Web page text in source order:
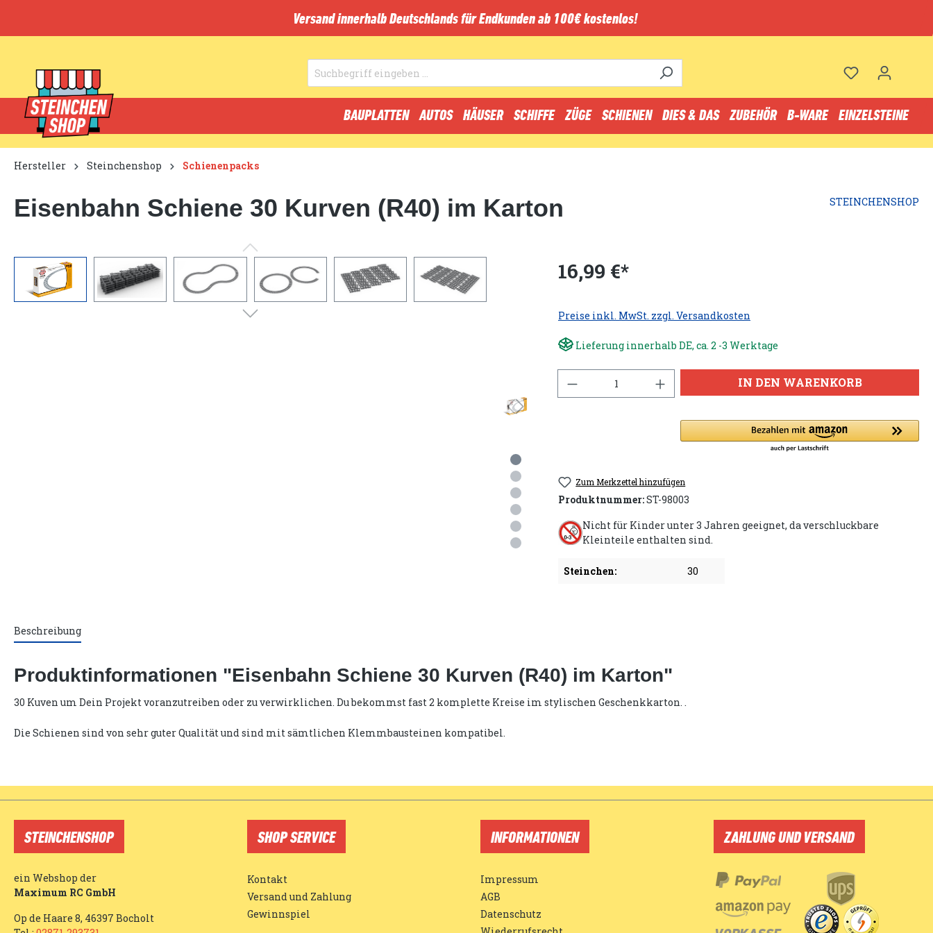
Versand innerhalb Deutschlands für Endkunden ab 100€ kostenlos!
BAUPLATTEN AUTOS HÄUSER SCHIFFE ZÜGE SCHIENEN DIES & DAS ZUBEHÖR B-WARE EINZELSTEINE
Hersteller Steinchenshop Schienenpacks
Eisenbahn Schiene 30 Kurven (R40) im Karton STEINCHENSHOP
16,99 €*
Preise inkl. MwSt. zzgl. Versandkosten
Lieferung innerhalb DE, ca. 2 -3 Werktage
IN DEN WARENKORB
Zum Merkzettel hinzufügen
Produktnummer:ST-98003
Nicht für Kinder unter 3 Jahren geeignet, da verschluckbare
Kleinteile enthalten sind.
Steinchen: 30
Beschreibung
Produktinformationen "Eisenbahn Schiene 30 Kurven (R40) im Karton"
30 Kuven um Dein Projekt voranzutreiben oder zu verwirklichen. Du bekommst fast 2 komplette Kreise im stylischen Geschenkkarton. .
Die Schienen sind von sehr guter Qualität und sind mit sämtlichen Klemmbausteinen kompatibel.
STEINCHENSHOP
ein Webshop der
Maximum RC GmbH
Op de Haare 8, 46397 Bocholt
SHOP SERVICE
Kontakt
Versand und Zahlung
Gewinnspiel
INFORMATIONEN
Impressum
AGB
Datenschutz
ZAHLUNG UND VERSAND